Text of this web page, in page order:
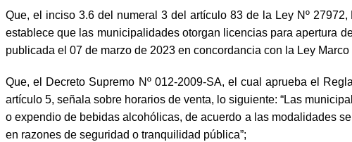
Que, el inciso 3.6 del numeral 3 del artículo 83 de la Ley Nº
establece que las municipalidades otorgan licencias para apertura
publicada el 07 de marzo de 2023 en concordancia con la Ley
Que, el Decreto Supremo Nº 012-2009-SA, el cual aprueba el
artículo 5, señala sobre horarios de venta, lo siguiente: “Las
o expendio de bebidas alcohólicas, de acuerdo a las modalidades
en razones de seguridad o tranquilidad pública”;